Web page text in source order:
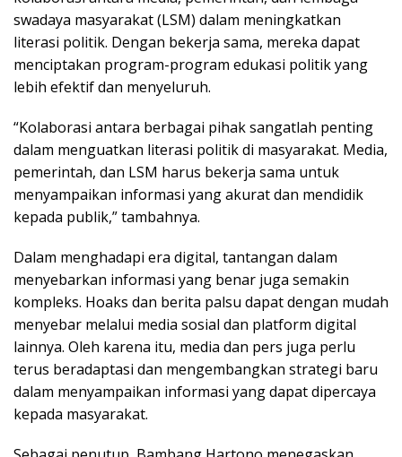
swadaya masyarakat (LSM) dalam meningkatkan
literasi politik. Dengan bekerja sama, mereka dapat
menciptakan program-program edukasi politik yang
lebih efektif dan menyeluruh.
“Kolaborasi antara berbagai pihak sangatlah penting
dalam menguatkan literasi politik di masyarakat. Media,
pemerintah, dan LSM harus bekerja sama untuk
menyampaikan informasi yang akurat dan mendidik
kepada publik,” tambahnya.
Dalam menghadapi era digital, tantangan dalam
menyebarkan informasi yang benar juga semakin
kompleks. Hoaks dan berita palsu dapat dengan mudah
menyebar melalui media sosial dan platform digital
lainnya. Oleh karena itu, media dan pers juga perlu
terus beradaptasi dan mengembangkan strategi baru
dalam menyampaikan informasi yang dapat dipercaya
kepada masyarakat.